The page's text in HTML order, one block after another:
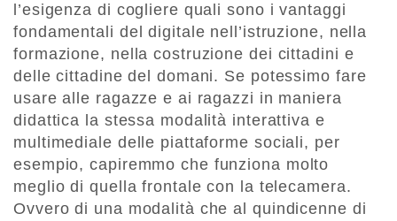
l’esigenza di cogliere quali sono i vantaggi
fondamentali del digitale nell’istruzione, nella
formazione, nella costruzione dei cittadini e
delle cittadine del domani. Se potessimo fare
usare alle ragazze e ai ragazzi in maniera
didattica la stessa modalità interattiva e
multimediale delle piattaforme sociali, per
esempio, capiremmo che funziona molto
meglio di quella frontale con la telecamera.
Ovvero di una modalità che al quindicenne di